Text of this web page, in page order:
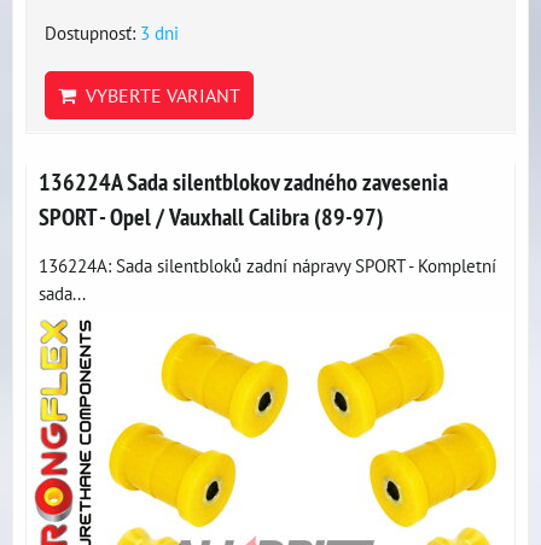
Dostupnosť: 3 dni
VYBERTE VARIANT
136224A Sada silentblokov zadného zavesenia
SPORT - Opel / Vauxhall Calibra (89-97)
136224A: Sada silentbloků zadní nápravy SPORT - Kompletní
sada...